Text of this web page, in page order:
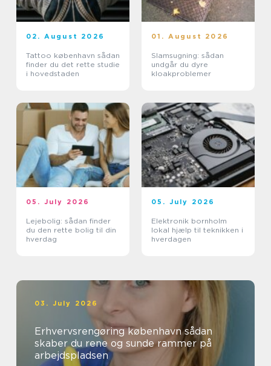
02. August 2026
Tattoo københavn sådan
finder du det rette studie
i hovedstaden
01. August 2026
Slamsugning: sådan
undgår du dyre
kloakproblemer
05. July 2026
Lejebolig: sådan finder
du den rette bolig til din
hverdag
05. July 2026
Elektronik bornholm
lokal hjælp til teknikken i
hverdagen
03. July 2026
Erhvervsrengøring københavn sådan
skaber du rene og sunde rammer på
arbejdspladsen